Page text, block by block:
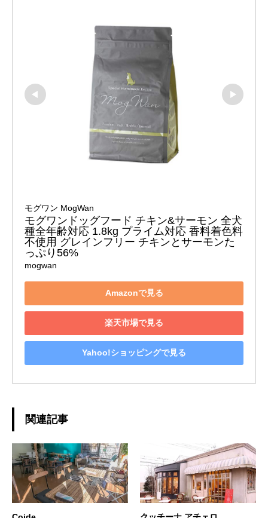
モグワン MogWan
モグワンドッグフード チキン&サーモン 全犬
種全年齢対応 1.8kg プライム対応 香料着色料
不使用 グレインフリー チキンとサーモンた
っぷり56%
mogwan
Amazonで見る
楽天市場で見る
Yahoo!ショッピングで見る
関連記事